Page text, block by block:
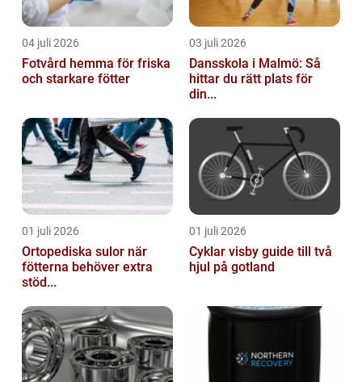
04 juli 2026
Fotvård hemma för friska
och starkare fötter
03 juli 2026
Dansskola i Malmö: Så
hittar du rätt plats för
din...
01 juli 2026
Ortopediska sulor när
fötterna behöver extra
stöd...
01 juli 2026
Cyklar visby guide till två
hjul på gotland